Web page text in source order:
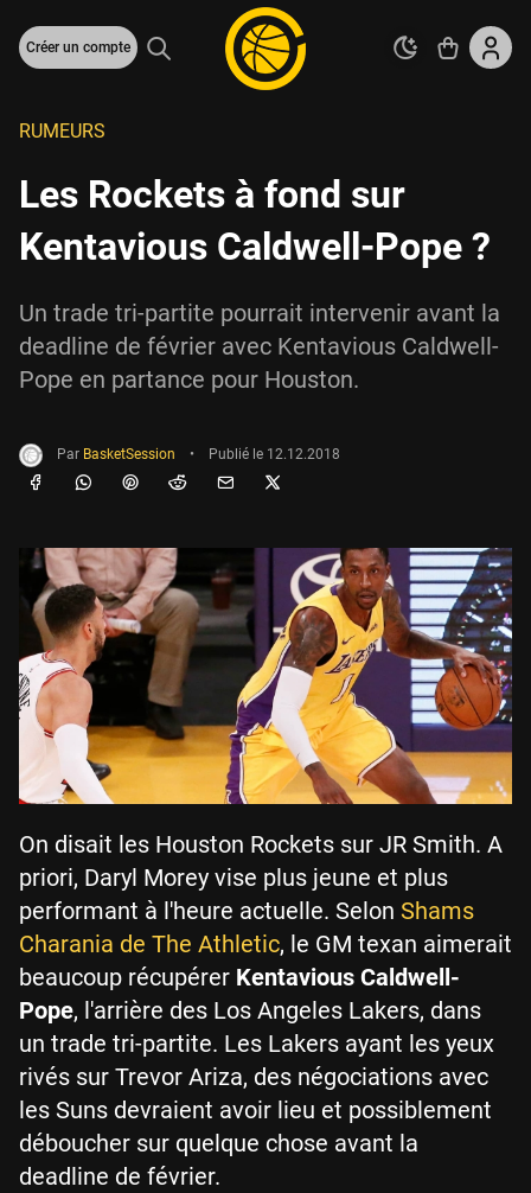
Créer un compte
RUMEURS
Les Rockets à fond sur
Kentavious Caldwell-Pope ?
Un trade tri-partite pourrait intervenir avant la
deadline de février avec Kentavious Caldwell-
Pope en partance pour Houston.
Par BasketSession • Publié le 12.12.2018
On disait les Houston Rockets sur JR Smith. A
priori, Daryl Morey vise plus jeune et plus
performant à l'heure actuelle. Selon Shams
Charania de The Athletic, le GM texan aimerait
beaucoup récupérer Kentavious Caldwell-
Pope, l'arrière des Los Angeles Lakers, dans
un trade tri-partite. Les Lakers ayant les yeux
rivés sur Trevor Ariza, des négociations avec
les Suns devraient avoir lieu et possiblement
déboucher sur quelque chose avant la
deadline de février.